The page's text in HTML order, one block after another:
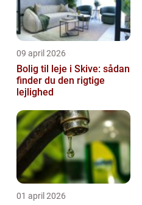
09 april 2026
Bolig til leje i Skive: sådan
finder du den rigtige
lejlighed
01 april 2026